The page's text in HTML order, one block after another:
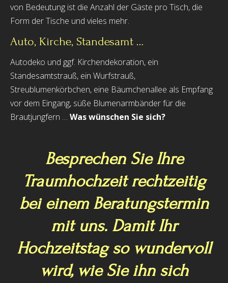
von Bedeutung ist die Anzahl der Gäste pro Tisch, die
Form der Tische und vieles mehr.
Auto, Kirche, Standesamt …
Autodeko und ggf. Kirchendekoration, ein
Standesamtstrauß, ein Wurfstrauß,
Streublumenkörbchen, eine Bäumchenallee als Empfang
vor dem Eingang, süße Blumenarmbänder für die
Brautjungfern … Was wünschen Sie sich?
Besprechen Sie Ihre
Traumhochzeit rechtzeitig
bei einem Beratungstermin
mit uns. Damit Ihr
Hochzeitstag so wundervoll
wird, wie Sie ihn sich